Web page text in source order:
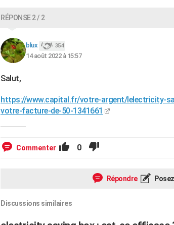
RÉPONSE 2 / 2
blux 354
14 août 2022 à 15:57
Salut,
https://www.capital.fr/votre-argent/lelectricity-
votre-facture-de-50-1341661
Commenter 0
Répondre
Discussions similaires